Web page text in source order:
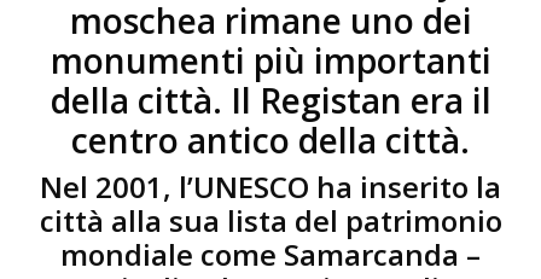
moschea rimane uno dei
monumenti più importanti
della città. Il Registan era il
centro antico della città.
Nel 2001, l’UNESCO ha inserito la
città alla sua lista del patrimonio
mondiale come Samarcanda –